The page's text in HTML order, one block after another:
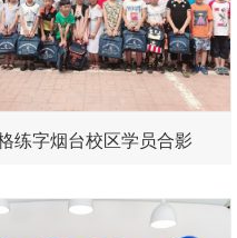
练字烟台校区学员合影